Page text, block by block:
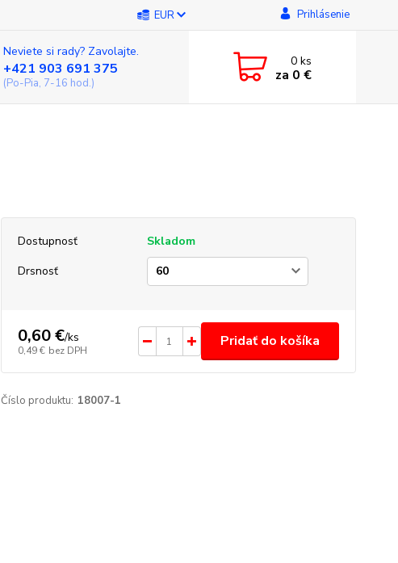
EUR Prihlásenie
Neviete si rady? Zavolajte.
+421 903 691 375
(Po-Pia, 7-16 hod.)
0ks
za 0 €
Dostupnosť
Skladom
Drsnosť
0,60 €/ks
0,49 € bez DPH
Pridať do košíka
Číslo produktu: 18007-1